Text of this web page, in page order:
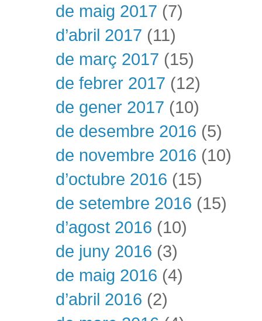
de maig 2017 (7)
d’abril 2017 (11)
de març 2017 (15)
de febrer 2017 (12)
de gener 2017 (10)
de desembre 2016 (5)
de novembre 2016 (10)
d’octubre 2016 (15)
de setembre 2016 (15)
d’agost 2016 (10)
de juny 2016 (3)
de maig 2016 (4)
d’abril 2016 (2)